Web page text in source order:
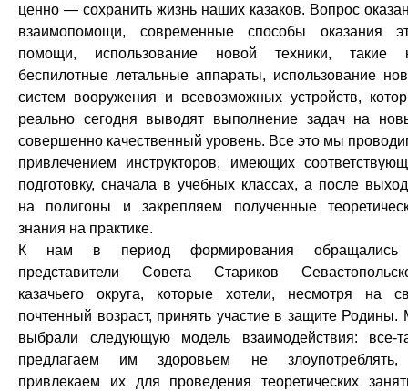
ценно — сохранить жизнь наших казаков. Вопрос
взаимопомощи, современные способы оказания
помощи, использование новой техники, такие
беспилотные летальные аппараты, использование
систем вооружения и всевозможных устройств,
реально сегодня выводят выполнение задач на
совершенно качественный уровень. Все это мы
привлечением инструкторов, имеющих
подготовку, сначала в учебных классах, а после
на полигоны и закрепляем полученные
знания на практике.
К нам в период формирования
представители Совета Стариков
казачьего округа, которые хотели, несмотря на
почтенный возраст, принять участие в защите
выбрали следующую модель взаимодействия: все-
предлагаем им здоровьем не
привлекаем их для проведения теоретических